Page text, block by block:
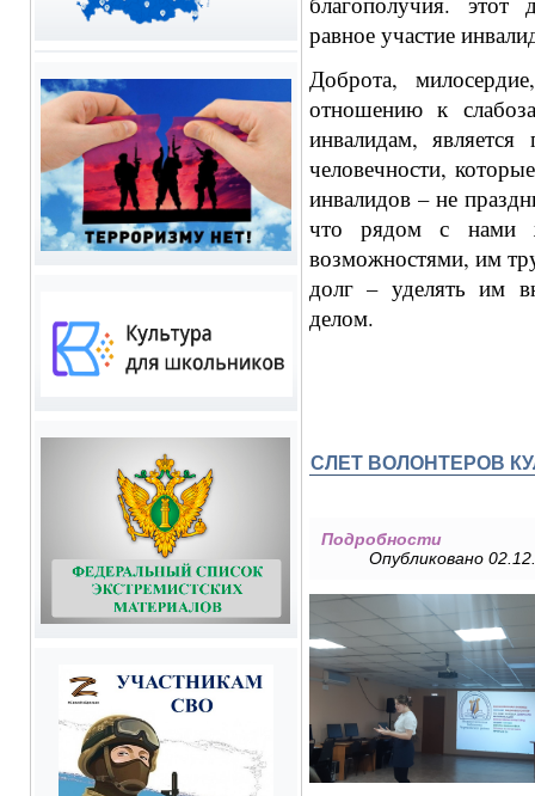
равное участие
Доброта,
отношению к
инвалидам,
человечности,
инвалидов – не
что рядом с нами
возможностями, им
долг – уделять им
делом.
СЛЕТ ВОЛОНТЕРОВ
Подробности
Опубликовано